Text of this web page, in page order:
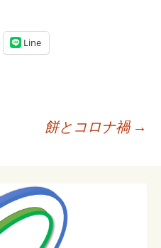
Line
餅とコロナ禍 →